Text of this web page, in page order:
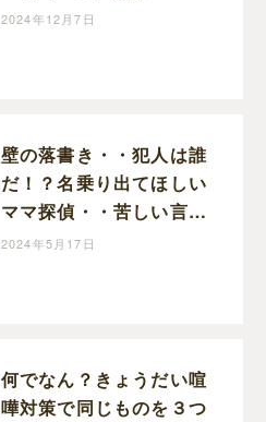
と呟く母｜めめの育児絵
2024年12月7日
壁の落書き・・犯人は誰
だ！？名乗り出てほしい
ママ探偵・・苦しい言い
訳の姉妹に弟がズバリ｜
2024年5月17日
何でなん？きょうだい喧
嘩対策で同じものを３つ